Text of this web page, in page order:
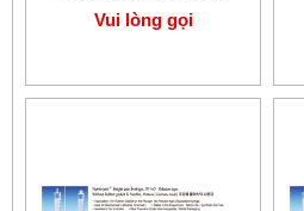
SCILAB
Vui lòng gọi